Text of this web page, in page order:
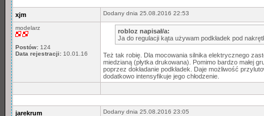
xjm Dodany dnia 25.08.2016 22:53
modelarz
Postów: 124
Data rejestracji: 10.01.16
robloz napisał/a:
Ja do regulacji kąta używam podkładek pod
Też tak robię. Dla mocowania silnika elektrycznego
miedzianą (płytka drukowana). Pomimo bardzo małej
poprzez dokładanie podkładek. Daje możliwość
dodatkowo intensyfikuje jego chłodzenie.
jarekrum Dodany dnia 25.08.2016 23:05